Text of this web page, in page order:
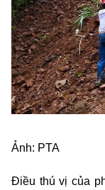
Ảnh: PTA
Điều thú vị của